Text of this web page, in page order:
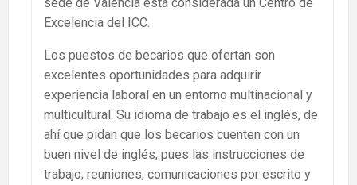
Excelencia del ICC.
Los puestos de becarios que ofertan son
excelentes oportunidades para adquirir
experiencia laboral en un entorno multinacional y
multicultural. Su idioma de trabajo es el inglés, de
ahí que pidan que los becarios cuenten con un
buen nivel de inglés, pues las instrucciones de
trabajo; reuniones, comunicaciones por escrito y